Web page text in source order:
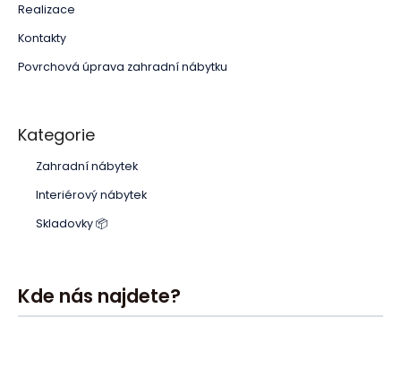
Realizace
Kontakty
Povrchová úprava zahradní nábytku
Kategorie
Zahradní nábytek
Interiérový nábytek
Skladovky 📦
Kde nás najdete?